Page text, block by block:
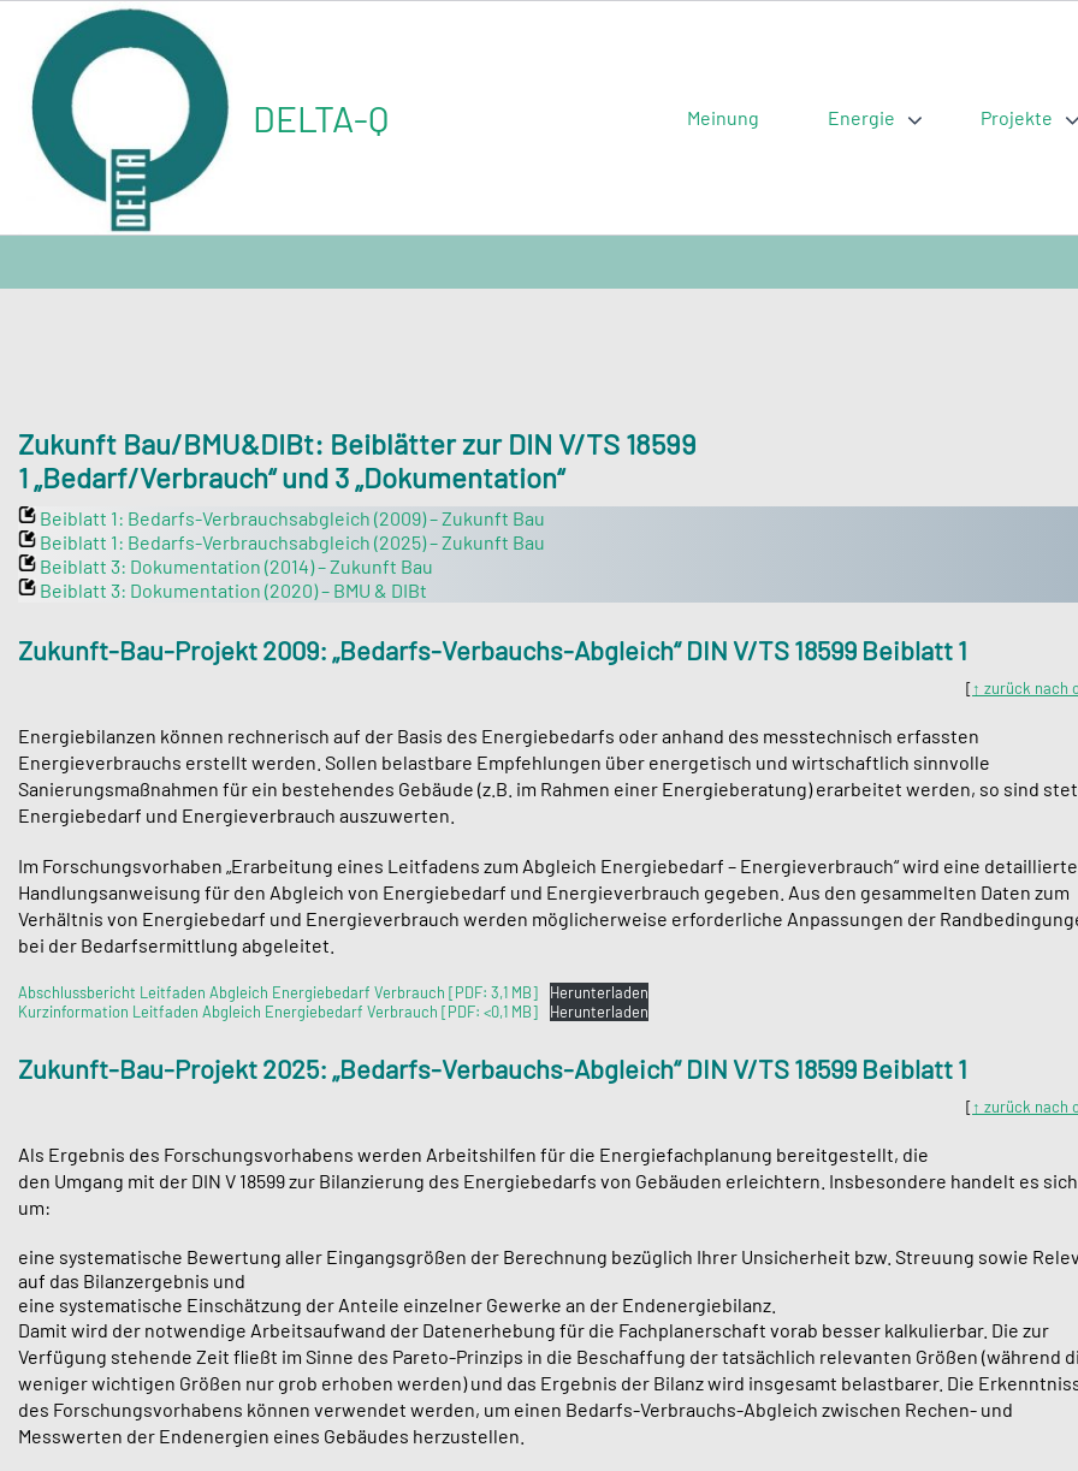
content
DELTA-Q Meinung Energie Projekte
Zukunft Bau/BMU&DIBt: Beiblätter zur DIN V/TS 18599
1 „Bedarf/Verbrauch“ und 3 „Dokumentation“
Beiblatt 1: Bedarfs-Verbrauchsabgleich (2009) – Zukunft Bau
Beiblatt 1: Bedarfs-Verbrauchsabgleich (2025) – Zukunft Bau
Beiblatt 3: Dokumentation (2014) – Zukunft Bau
Beiblatt 3: Dokumentation (2020) – BMU & DIBt
Zukunft-Bau-Projekt 2009: „Bedarfs-Verbauchs-Abgleich“ DIN V/TS 18599 Beiblatt 1
[↑ zurück nach
Energiebilanzen können rechnerisch auf der Basis des Energiebedarfs oder anhand des messtechnisch erfassten
Energieverbrauchs erstellt werden. Sollen belastbare Empfehlungen über energetisch und wirtschaftlich sinnvolle
Sanierungsmaßnahmen für ein bestehendes Gebäude (z.B. im Rahmen einer Energieberatung) erarbeitet werden, so sind
Energiebedarf und Energieverbrauch auszuwerten.
Im Forschungsvorhaben „Erarbeitung eines Leitfadens zum Abgleich Energiebedarf – Energieverbrauch“ wird eine detaillierte
Handlungsanweisung für den Abgleich von Energiebedarf und Energieverbrauch gegeben. Aus den gesammelten Daten zum
Verhältnis von Energiebedarf und Energieverbrauch werden möglicherweise erforderliche Anpassungen der
bei der Bedarfsermittlung abgeleitet.
Abschlussbericht Leitfaden Abgleich Energiebedarf Verbrauch [PDF: 3,1 MB]
Herunterladen
Kurzinformation Leitfaden Abgleich Energiebedarf Verbrauch [PDF: <0,1 MB]
Herunterladen
Zukunft-Bau-Projekt 2025: „Bedarfs-Verbauchs-Abgleich“ DIN V/TS 18599 Beiblatt 1
[↑ zurück nach
Als Ergebnis des Forschungsvorhabens werden Arbeitshilfen für die Energiefachplanung bereitgestellt, die
den Umgang mit der DIN V 18599 zur Bilanzierung des Energiebedarfs von Gebäuden erleichtern. Insbesondere handelt es sich
um:
eine systematische Bewertung aller Eingangsgrößen der Berechnung bezüglich Ihrer Unsicherheit bzw. Streuung sowie
auf das Bilanzergebnis und
eine systematische Einschätzung der Anteile einzelner Gewerke an der Endenergiebilanz.
Damit wird der notwendige Arbeitsaufwand der Datenerhebung für die Fachplanerschaft vorab besser kalkulierbar. Die zur
Verfügung stehende Zeit fließt im Sinne des Pareto-Prinzips in die Beschaffung der tatsächlich relevanten Größen (während
weniger wichtigen Größen nur grob erhoben werden) und das Ergebnis der Bilanz wird insgesamt belastbarer. Die
des Forschungsvorhabens können verwendet werden, um einen Bedarfs-Verbrauchs-Abgleich zwischen Rechen- und
Messwerten der Endenergien eines Gebäudes herzustellen.